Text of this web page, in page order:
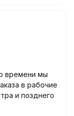
времени мы
в рабочие
и позднего